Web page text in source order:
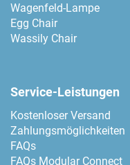
Wagenfeld-Lampe
Egg Chair
Wassily Chair
Service-Leistungen
Kostenloser Versand
Zahlungsmöglichkeiten
FAQs
FAQs Modular Connect